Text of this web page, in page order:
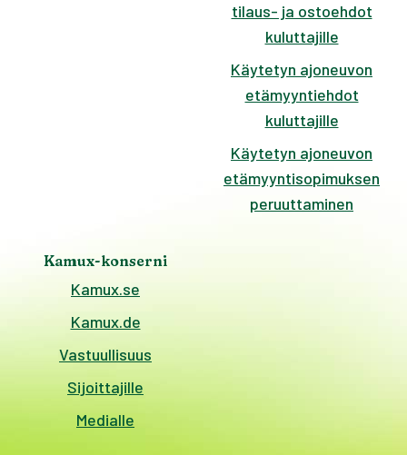
tilaus- ja ostoehdot
kuluttajille
Käytetyn ajoneuvon
etämyyntiehdot
kuluttajille
Käytetyn ajoneuvon
etämyyntisopimuksen
peruuttaminen
Kamux-konserni
Kamux.se
Kamux.de
Vastuullisuus
Sijoittajille
Medialle